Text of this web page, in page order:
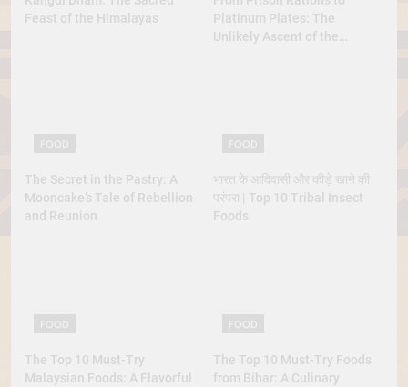
Feast of the Himalayas
Platinum Plates: The
Unlikely Ascent of the
The Secret in the Pastry: A
Mooncake’s Tale of Rebellion
and Reunion
भारत के आदिवासी और कीड़े खाने की
परंपरा | Top 10 Tribal Insect
Foods
The Top 10 Must-Try
Malaysian Foods: A Flavorful
The Top 10 Must-Try Foods
from Bihar: A Culinary